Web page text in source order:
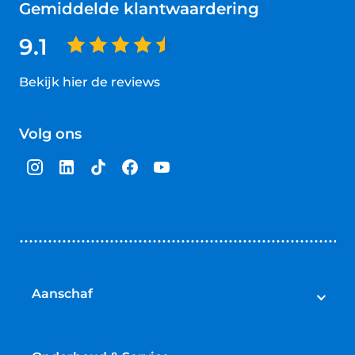
Gemiddelde klantwaardering
9.1
Bekijk hier de reviews
van
sterren
Volg ons
Aanschaf